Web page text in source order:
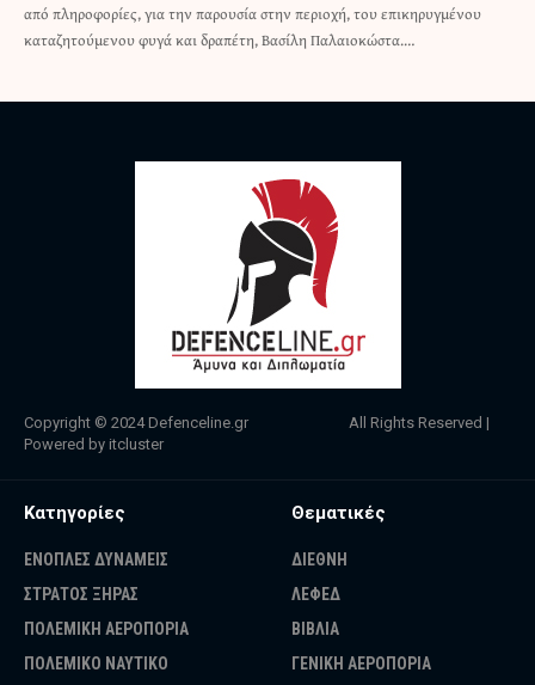
από πληροφορίες, για την παρουσία στην περιοχή, του επικηρυγμένου
καταζητούμενου φυγά και δραπέτη, Βασίλη Παλαιοκώστα.…
Copyright © 2024 Defenceline.gr All Rights Reserved |
Powered by itcluster
Κατηγορίες
ΕΝΟΠΛΕΣ ΔΥΝΑΜΕΙΣ
ΣΤΡΑΤΟΣ ΞΗΡΑΣ
ΠΟΛΕΜΙΚΗ ΑΕΡΟΠΟΡΙΑ
ΠΟΛΕΜΙΚΟ ΝΑΥΤΙΚΟ
Θεματικές
ΔΙΕΘΝΗ
ΛΕΦΕΔ
ΒΙΒΛΙΑ
ΓΕΝΙΚΗ ΑΕΡΟΠΟΡΙΑ